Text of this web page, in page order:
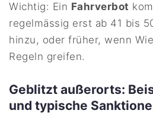
Wichtig: Ein Fahrverbot
regelmässig erst ab 41 bis
hinzu, oder früher, wenn
Regeln greifen.
Geblitzt außerorts:
und typische